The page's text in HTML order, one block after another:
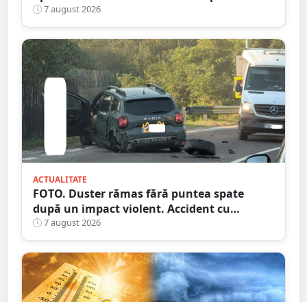
spart ușa
7 august 2026
ACTUALITATE
FOTO. Duster rămas fără puntea spate
după un impact violent. Accident cu
implicarea unei mașini din Satu Mare
7 august 2026